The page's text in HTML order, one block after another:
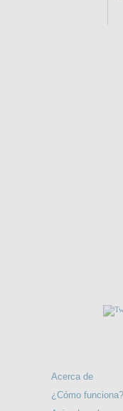
Acerca de
¿Cómo funciona?